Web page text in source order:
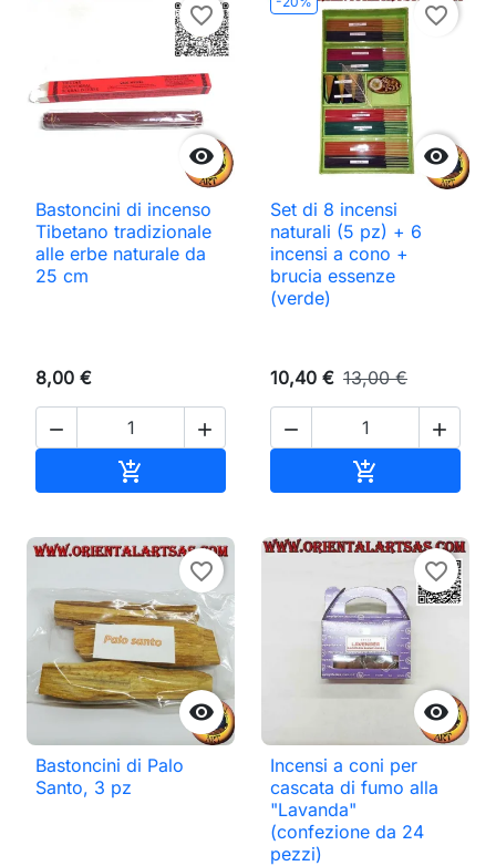

favorite_border
Bastoncini di incenso
Tibetano tradizionale
alle erbe naturale da
25 cm
8,00 €
 


favorite_border
Set di 8 incensi
naturali (5 pz) + 6
incensi a cono +
brucia essenze
(verde)
10,40 € 13,00 €
 


favorite_border
Bastoncini di Palo
Santo, 3 pz

favorite_border
Incensi a coni per
cascata di fumo alla
"Lavanda"
(confezione da 24
pezzi)